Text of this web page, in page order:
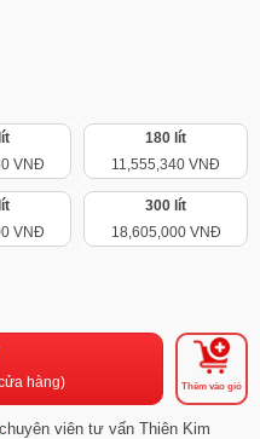
VNĐ
180 lít
11,555,340 VNĐ
VNĐ
300 lít
18,605,000 VNĐ
hàng) Thêm vào giỏ
chuyên viên tư vấn Thiên Kim